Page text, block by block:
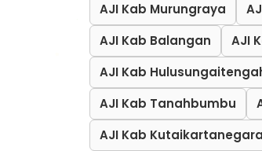
AJI Kab Murungraya
AJI Kab Balangan
AJI
AJI Kab
AJI Kab Tanahbumbu
AJI Kab Kutaikartanegara